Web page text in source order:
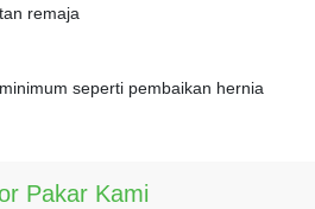
remaja
seperti pembaikan hernia
Pakar Kami